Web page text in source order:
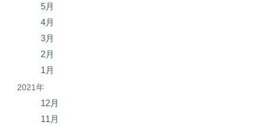
5月
4月
3月
2月
1月
2021年
12月
11月